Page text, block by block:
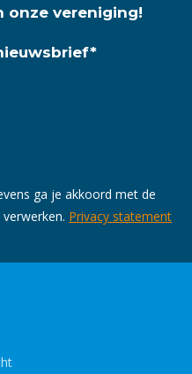
onze vereniging!
*
ga je akkoord met de
Privacy statement